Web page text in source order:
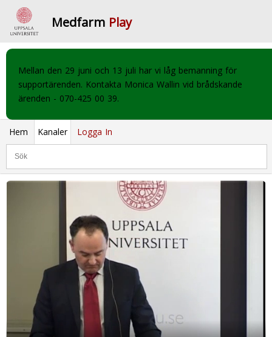
Medfarm Play
Mellan den 29 juni och 13 juli har vi låg bemanning för
supportärenden. Kontakta Monica Wallin vid brådskande
ärenden - 070-425 00 39.
Hem Kanaler Logga In